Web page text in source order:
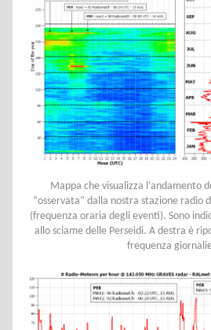
Mappa che visualizza l’andamento
“osservata” dalla nostra stazione radio
(frequenza oraria degli eventi). Sono
allo sciame delle Perseidi. A destra è
frequenza